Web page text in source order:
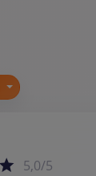
5,0/5